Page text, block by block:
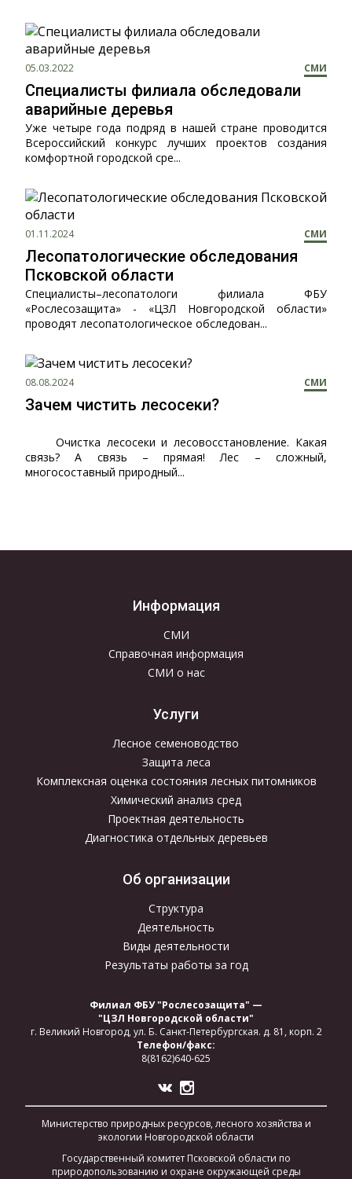
05.03.2022 СМИ
Специалисты филиала обследовали
аварийные деревья
Уже четыре года подряд в нашей стране проводится
Всероссийский конкурс лучших проектов создания
комфортной городской сре...
01.11.2024 СМИ
Лесопатологические обследования
Псковской области
Специалисты–лесопатологи филиала ФБУ
«Рослесозащита» - «ЦЗЛ Новгородской области»
проводят лесопатологическое обследован...
08.08.2024 СМИ
Зачем чистить лесосеки?
Очистка лесосеки и лесовосстановление. Какая
связь? А связь – прямая! Лес – сложный,
многосоставный природный...
Информация
СМИ
Справочная информация
СМИ о нас
Услуги
Лесное семеноводство
Защита леса
Комплексная оценка состояния лесных питомников
Химический анализ сред
Проектная деятельность
Диагностика отдельных деревьев
Об организации
Структура
Деятельность
Виды деятельности
Результаты работы за год
Филиал ФБУ "Рослесозащита" —
"ЦЗЛ Новгородской области"
г. Великий Новгород, ул. Б. Санкт-Петербургская. д. 81, корп. 2
Телефон/факс:
8(8162)640-625
Министерство природных ресурсов, лесного хозяйства и
экологии Новгородской области
Государственный комитет Псковской области по
природопользованию и охране окружающей среды